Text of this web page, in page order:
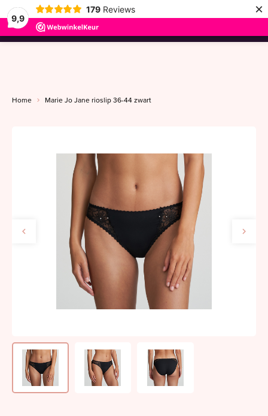
9,9
179 Reviews ×
menu
Home Marie Jo Jane rioslip 36-44 zwart